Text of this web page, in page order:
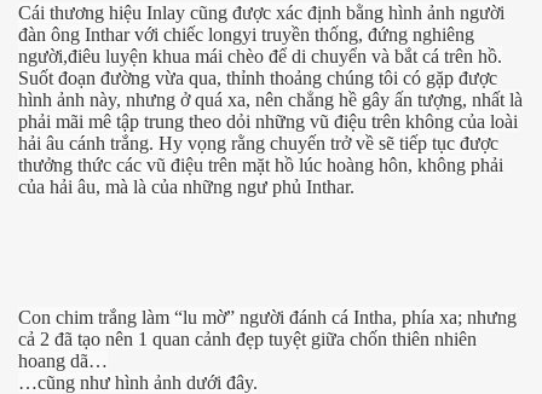
Cái thương hiệu Inlay cũng được xác định bằng hình ảnh người
đàn ông Inthar với chiếc longyi truyền thống, đứng nghiêng
người,điêu luyện khua mái chèo để di chuyển và bắt cá trên hồ.
Suốt đoạn đường vừa qua, thỉnh thoảng chúng tôi có gặp được
hình ảnh này, nhưng ở quá xa, nên chẳng hề gây ấn tượng, nhất là
phải mãi mê tập trung theo dỏi những vũ điệu trên không của loài
hải âu cánh trắng. Hy vọng rằng chuyến trở về sẽ tiếp tục được
thưởng thức các vũ điệu trên mặt hồ lúc hoàng hôn, không phải
của hải âu, mà là của những ngư phủ Inthar.
Con chim trắng làm “lu mờ” người đánh cá Intha, phía xa; nhưng
cả 2 đã tạo nên 1 quan cảnh đẹp tuyệt giữa chốn thiên nhiên
hoang dã…
…cũng như hình ảnh dưới đây.